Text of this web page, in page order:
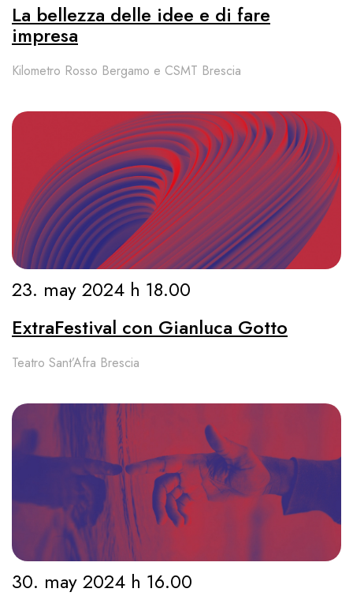
La bellezza delle idee e di fare
impresa
Kilometro Rosso Bergamo e CSMT Brescia
23. may 2024 h 18.00
ExtraFestival con Gianluca Gotto
Teatro Sant’Afra Brescia
30. may 2024 h 16.00